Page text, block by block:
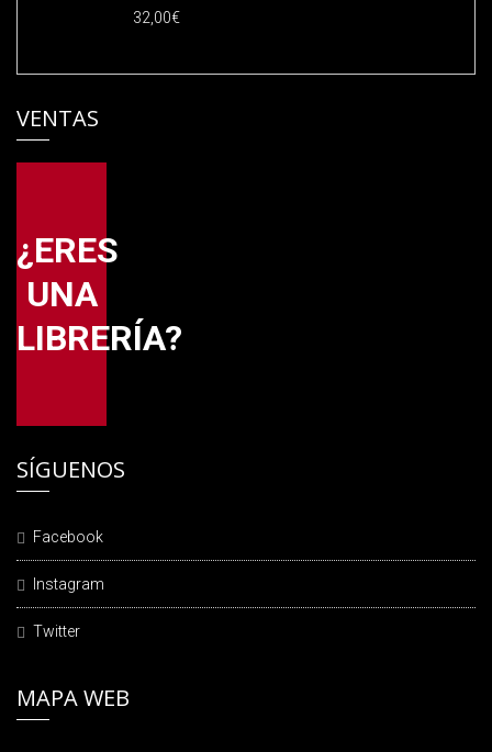
32,00€
VENTAS
¿ERES
UNA
LIBRERÍA?
SÍGUENOS
Facebook
Instagram
Twitter
MAPA WEB